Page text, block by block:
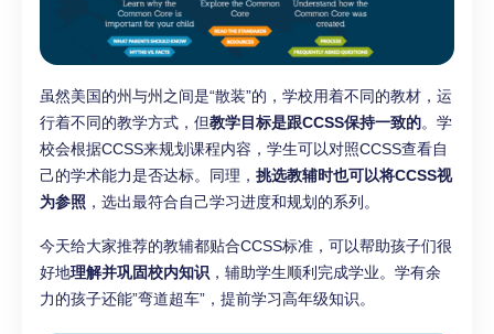
虽然美国的州与州之间是“散装”的，学校用着不同的教材，运
行着不同的教学方式，但教学目标是跟CCSS保持一致的。学
校会根据CCSS来规划课程内容，学生可以对照CCSS查看自
己的学术能力是否达标。同理， 挑选教辅时也可以将CCSS视
为参照 ，选出最符合自己学习进度和规划的系列。
今天给大家推荐的教辅都贴合CCSS标准，可以帮助孩子们很
好地理解并巩固校内知识 ，辅助学生顺利完成学业。学有余
力的孩子还能”弯道超车”，提前学习高年级知识。